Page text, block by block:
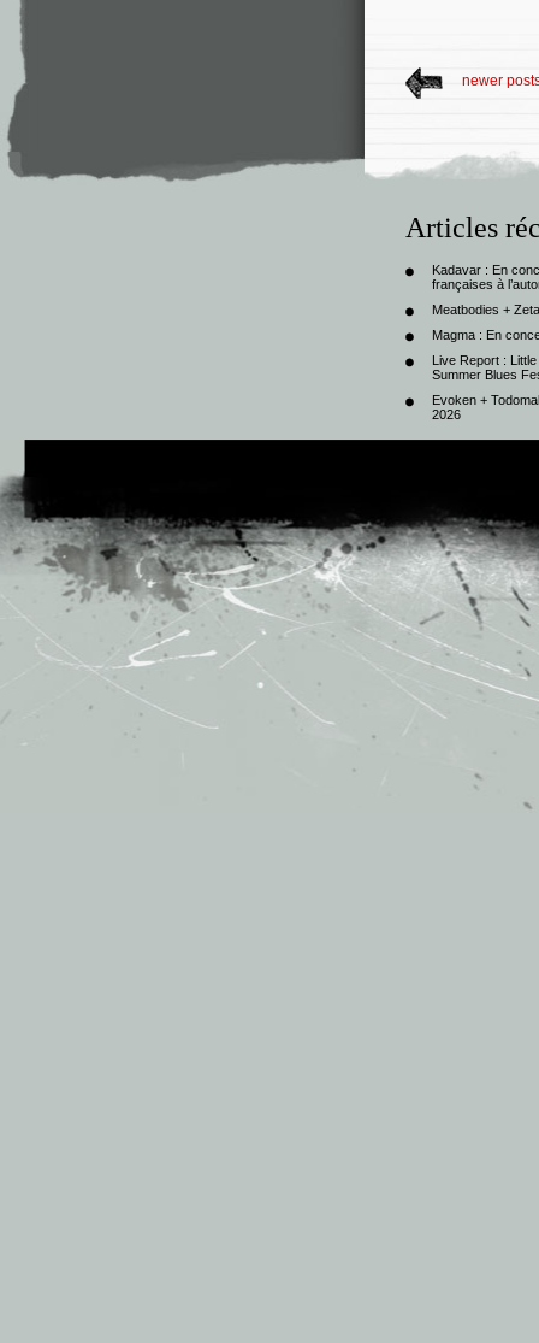
newer
Articles
Kadavar : En
françaises à
Meatbodies +
Magma : En
Live Report :
Summer Blues
Evoken +
2026